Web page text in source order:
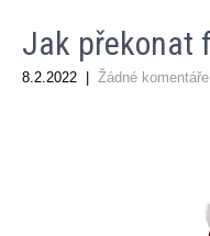
Jak překonat
8.2.2022 | Žádné komentáře